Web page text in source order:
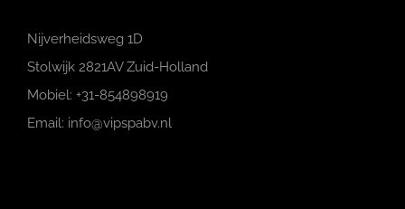
Nijverheidsweg 1D
Stolwijk 2821AV Zuid-Holland
Mobiel: +31-854898919
Email: info@vipspabv.nl